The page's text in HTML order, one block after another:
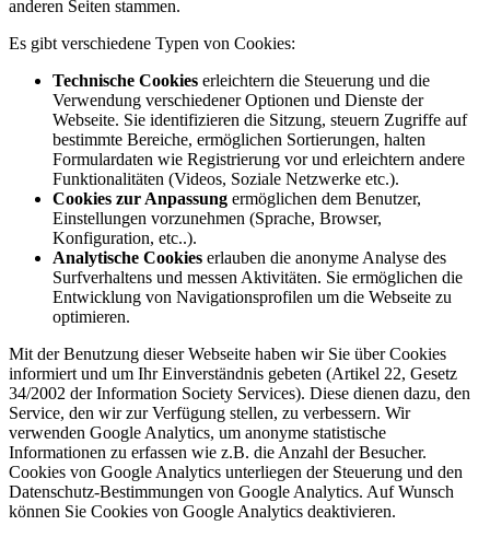
anderen Seiten stammen.
Es gibt verschiedene Typen von Cookies:
Technische Cookies erleichtern die Steuerung und die
Verwendung verschiedener Optionen und Dienste der
Webseite. Sie identifizieren die Sitzung, steuern Zugriffe auf
bestimmte Bereiche, ermöglichen Sortierungen, halten
Formulardaten wie Registrierung vor und erleichtern andere
Funktionalitäten (Videos, Soziale Netzwerke etc.).
Cookies zur Anpassung ermöglichen dem Benutzer,
Einstellungen vorzunehmen (Sprache, Browser,
Konfiguration, etc..).
Analytische Cookies erlauben die anonyme Analyse des
Surfverhaltens und messen Aktivitäten. Sie ermöglichen die
Entwicklung von Navigationsprofilen um die Webseite zu
optimieren.
Mit der Benutzung dieser Webseite haben wir Sie über Cookies
informiert und um Ihr Einverständnis gebeten (Artikel 22, Gesetz
34/2002 der Information Society Services). Diese dienen dazu, den
Service, den wir zur Verfügung stellen, zu verbessern. Wir
verwenden Google Analytics, um anonyme statistische
Informationen zu erfassen wie z.B. die Anzahl der Besucher.
Cookies von Google Analytics unterliegen der Steuerung und den
Datenschutz-Bestimmungen von Google Analytics. Auf Wunsch
können Sie Cookies von Google Analytics deaktivieren.